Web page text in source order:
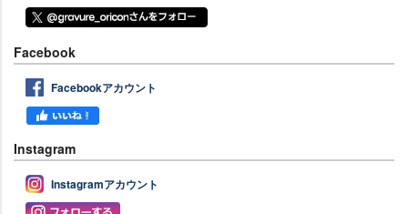
Facebook
Facebookアカウント
Instagram
Instagramアカウント